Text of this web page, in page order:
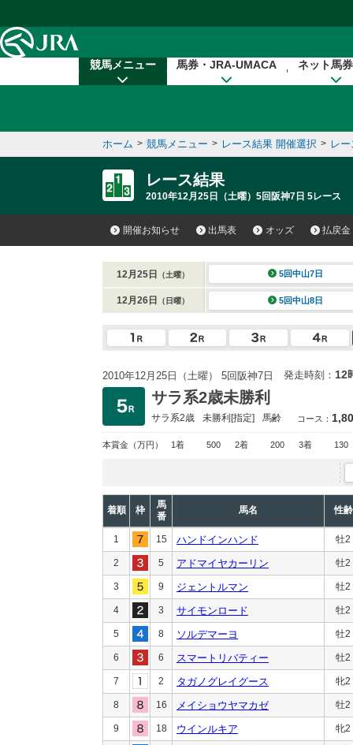
競馬メニュー 馬券・JRA-UMACA ネット馬
ホーム > 競馬メニュー > レース結果 開催選択 > レ
レース結果
2010年12月25日（土曜）5回阪神7日 5レース
開催お知らせ 出馬表 オッズ 払戻金
12月25日 （土曜） 5回中山7日
12月26日 （日曜） 5回中山8日
2010年12月25日（土曜） 5回阪神7日 発走時刻： 12
サラ系2歳未勝利
サラ系2歳 未勝利[指定] 馬齢 コース：
本賞金 （万円） 1着 500 2着 200 3着 130
着順 枠
馬
番
馬名 性齢
1 15 ハンドインハンド 牡2
2 5 アドマイヤカーリン 牡2
3 9 ジェントルマン 牡2
4 3 サイモンロード 牡2
5 8 ソルデマーヨ 牡2
6 6 スマートリバティー 牡2
7 2 タガノグレイグース 牝2
8 16 メイショウヤマカゼ 牡2
9 18 ウインルキア 牝2